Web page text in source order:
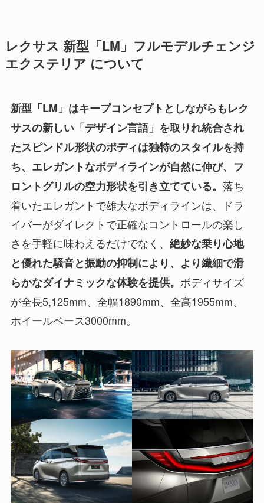
レクサス 新型「LM」フルモデルチェンジ
エクステリア について
新型「LM」はキープコンセプトとしながらもレク
サスの新しい「デザイン言語」を取りれ統合され
たスピンドル形状のボディは独特のスタイルを持
ち、エレガントなボディラインが自然に伸び、フ
ロントグリルの空力形状を引き立てている。 落ち
着いたエレガントで雄大なボディラインは、ドラ
イバーがダイレクトで正確なコントロールの楽し
さを手軽に味わえるだけでなく、 絶妙な乗り心地
と優れた騒音と振動の抑制により、より繊細で滑
らかなダイナミックな体験を提供。 ボディサイズ
が全長5,125mm、全幅1890mm、全高1955mm、
ホイールベース3000mm。